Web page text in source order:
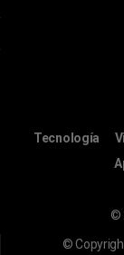
Tecnología
©
©